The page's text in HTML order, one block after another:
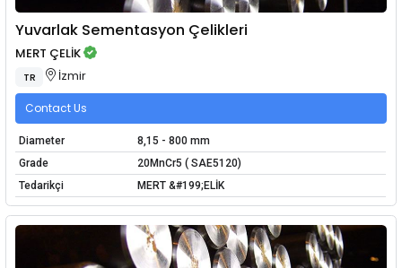
Yuvarlak Sementasyon Çelikleri
MERT ÇELİK
TR İzmir
Contact Us
Diameter
8,15 - 800 mm
Grade
20MnCr5 ( SAE5120)
Tedarikçi
MERT &#199;ELİK